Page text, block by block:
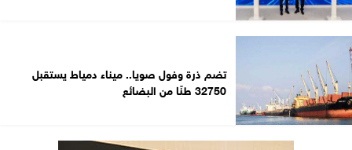
تضم ذرة وفول صويا.. ميناء دمياط يستقبل
32750 طنًا من البضائع